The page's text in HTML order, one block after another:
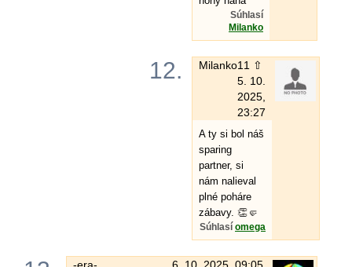
Súhlasí
Milanko
12. Milanko11 ⇧
5. 10.
2025,
23:27
A ty si bol náš
sparing
partner, si
nám nalieval
plné poháre
zábavy. 👏🤛
Súhlasí omega
-era- 6. 10. 2025, 09:05